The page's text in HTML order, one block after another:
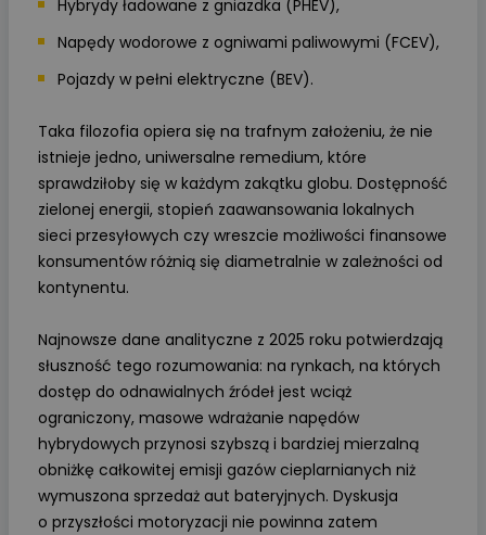
Hybrydy ładowane z gniazdka (PHEV),
Napędy wodorowe z ogniwami paliwowymi (FCEV),
Pojazdy w pełni elektryczne (BEV).
Taka filozofia opiera się na trafnym założeniu, że nie
istnieje jedno, uniwersalne remedium, które
sprawdziłoby się w każdym zakątku globu. Dostępność
zielonej energii, stopień zaawansowania lokalnych
sieci przesyłowych czy wreszcie możliwości finansowe
konsumentów różnią się diametralnie w zależności od
kontynentu.
Najnowsze dane analityczne z 2025 roku potwierdzają
słuszność tego rozumowania: na rynkach, na których
dostęp do odnawialnych źródeł jest wciąż
ograniczony, masowe wdrażanie napędów
hybrydowych przynosi szybszą i bardziej mierzalną
obniżkę całkowitej emisji gazów cieplarnianych niż
wymuszona sprzedaż aut bateryjnych. Dyskusja
o przyszłości motoryzacji nie powinna zatem